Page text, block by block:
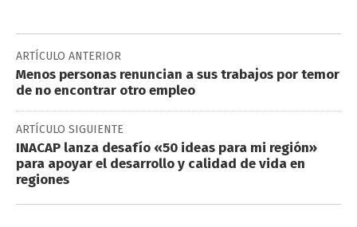
ARTÍCULO ANTERIOR
Menos personas renuncian a sus trabajos por temor
de no encontrar otro empleo
ARTÍCULO SIGUIENTE
INACAP lanza desafío «50 ideas para mi región»
para apoyar el desarrollo y calidad de vida en
regiones